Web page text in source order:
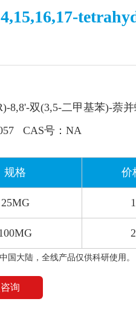
8,8'-双(3,5-二甲基苯)-萘
CAS号： NA
规格 价
25MG
国大陆，全线产品仅供科研使用。
询